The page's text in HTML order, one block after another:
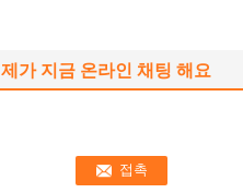
제가 지금 온라인 채팅 해요